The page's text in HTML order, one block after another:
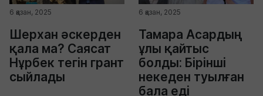
6 қазан, 2025
Шерхан әскерден
қала ма? Саясат
Нұрбек тегін грант
сыйлады
6 қазан, 2025
Тамара Асардың
ұлы қайтыс
болды: Бірінші
некеден туылған
бала еді